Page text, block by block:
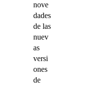
nove
dades
de las
nuev
as
versi
ones
de